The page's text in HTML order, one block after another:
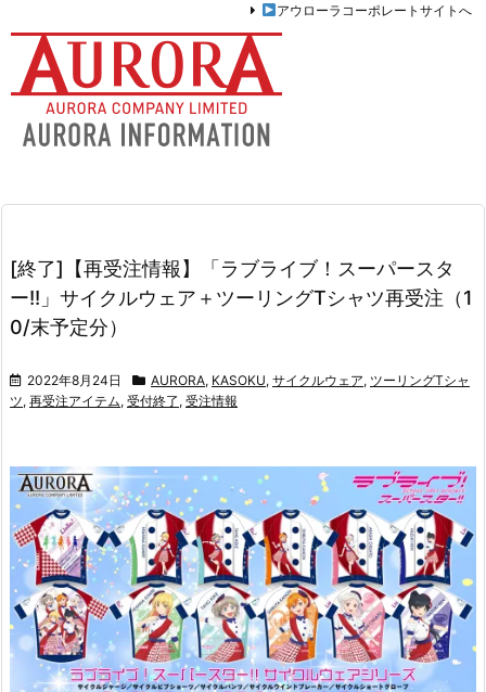
アウローラコーポレートサイトへ
[終了]【再受注情報】「ラブライブ！スーパースタ
ー!!」サイクルウェア＋ツーリングTシャツ再受注（1
0/末予定分）
2022年8月24日 AURORA, KASOKU, サイクルウェア, ツーリングTシャ
ツ, 再受注アイテム, 受付終了 , 受注情報